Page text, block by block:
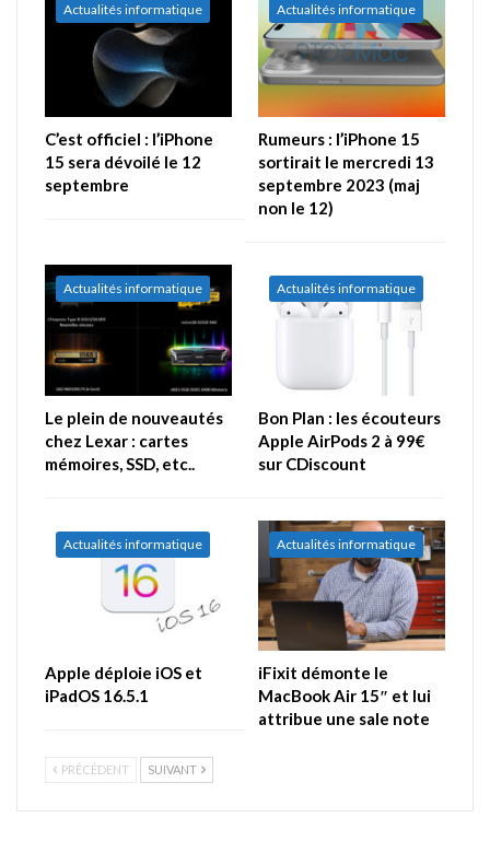
Actualités informatique
C’est officiel : l’iPhone
15 sera dévoilé le 12
septembre
Actualités informatique
Rumeurs : l’iPhone 15
sortirait le mercredi 13
septembre 2023 (maj
non le 12)
Actualités informatique
Le plein de nouveautés
chez Lexar : cartes
mémoires, SSD, etc..
Actualités informatique
Bon Plan : les écouteurs
Apple AirPods 2 à 99€
sur CDiscount
Actualités informatique
Apple déploie iOS et
iPadOS 16.5.1
Actualités informatique
iFixit démonte le
MacBook Air 15″ et lui
attribue une sale note
PRÉCÉDENT SUIVANT